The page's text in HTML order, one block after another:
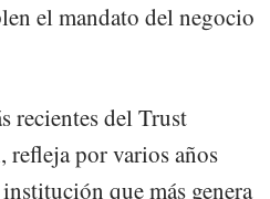
el mandato del negocio
recientes del Trust
refleja por varios años
que más genera